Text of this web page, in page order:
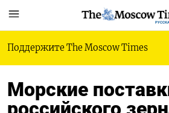
Поддержите The Moscow Times
Морские